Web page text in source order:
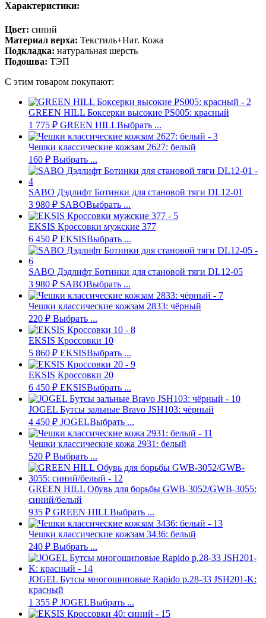
Характеристики:
Цвет: синий
Материал верха: Текстиль+Нат. Кожа
Подкладка: натуральная шерсть
Подошва: ТЭП
С этим товаром покупают:
GREEN HILL Боксерки высокие PS005: красный
1 775 ₽ GREEN HILLВыбрать ...
Чешки классические кожзам 2627: белый
160 ₽ Выбрать ...
SABO Дэдлифт Ботинки для становой тяги DL12-01
3 980 ₽ SABOВыбрать ...
EKSIS Кроссовки мужские 377
6 450 ₽ EKSISВыбрать ...
SABO Дэдлифт Ботинки для становой тяги DL12-05
3 980 ₽ SABOВыбрать ...
Чешки классические кожзам 2833: чёрный
220 ₽ Выбрать ...
EKSIS Кроссовки 10
5 860 ₽ EKSISВыбрать ...
EKSIS Кроссовки 20
6 450 ₽ EKSISВыбрать ...
JOGEL Бутсы зальные Bravo JSH103: чёрный
4 450 ₽ JOGELВыбрать ...
Чешки классические кожа 2931: белый
520 ₽ Выбрать ...
GREEN HILL Обувь для борьбы GWB-3052/GWB-3055:
синий/белый
935 ₽ GREEN HILLВыбрать ...
Чешки классические кожзам 3436: белый
240 ₽ Выбрать ...
JOGEL Бутсы многошиповые Rapido р.28-33 JSH201-K:
красный
1 355 ₽ JOGELВыбрать ...